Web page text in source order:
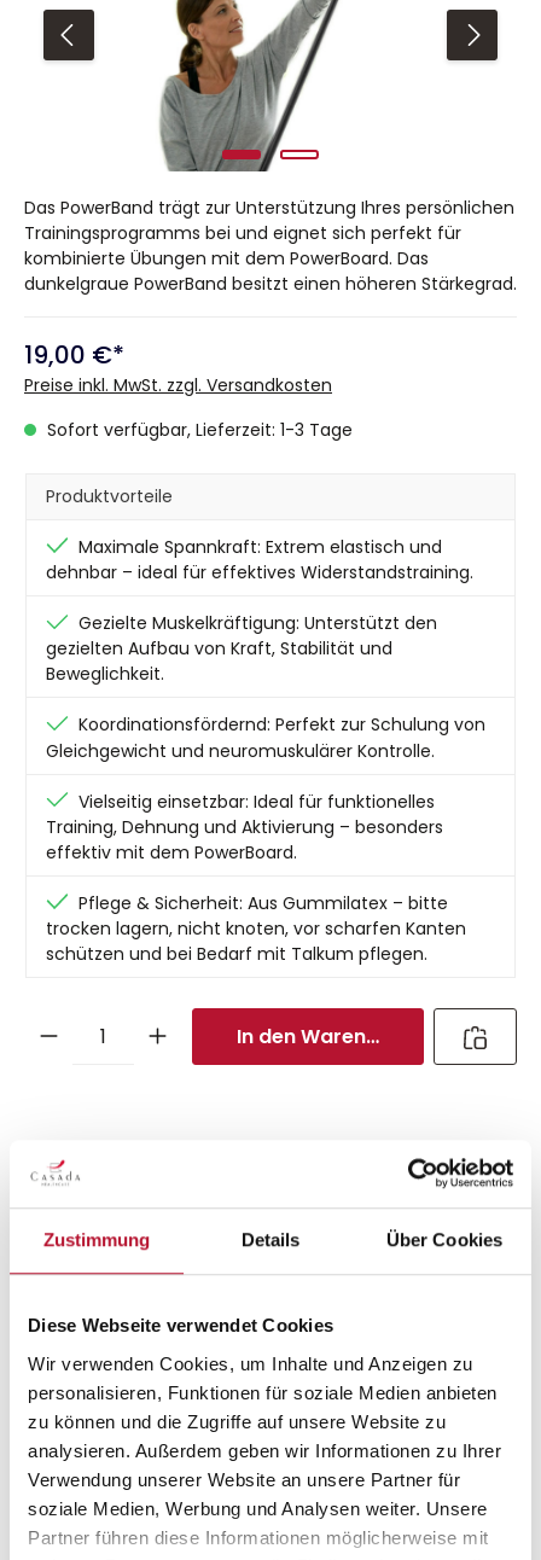
Zustimmung Details Über Cookies
Diese Webseite verwendet Cookies
Wir verwenden Cookies, um Inhalte und Anzeigen zu
personalisieren, Funktionen für soziale Medien anbieten
zu können und die Zugriffe auf unsere Website zu
analysieren. Außerdem geben wir Informationen zu Ihrer
Verwendung unserer Website an unsere Partner für
soziale Medien, Werbung und Analysen weiter. Unsere
Partner führen diese Informationen möglicherweise mit
Das PowerBand trägt zur Unterstützung Ihres persönlichen
Trainingsprogramms bei und eignet sich perfekt für
kombinierte Übungen mit dem PowerBoard. Das
dunkelgraue PowerBand besitzt einen höheren Stärkegrad.
19,00 €*
Preise inkl. MwSt. zzgl. Versandkosten
Sofort verfügbar, Lieferzeit: 1-3 Tage
Produktvorteile
Maximale Spannkraft: Extrem elastisch und
dehnbar – ideal für effektives Widerstandstraining.
Gezielte Muskelkräftigung: Unterstützt den
gezielten Aufbau von Kraft, Stabilität und
Beweglichkeit.
Koordinationsfördernd: Perfekt zur Schulung von
Gleichgewicht und neuromuskulärer Kontrolle.
Vielseitig einsetzbar: Ideal für funktionelles
Training, Dehnung und Aktivierung – besonders
effektiv mit dem PowerBoard.
Pflege & Sicherheit: Aus Gummilatex – bitte
trocken lagern, nicht knoten, vor scharfen Kanten
schützen und bei Bedarf mit Talkum pflegen.
In den Warenkorb
Beschreibung
POWERBAND STARK - POWERBOARD ZUBEHÖR POWERBAND
- EXTREM HOHE SPANNKRAFT Für eine optimale
Steigerung der eignen Le…
Produktgalerie überspringen
Kunden kauften auch
Olympia